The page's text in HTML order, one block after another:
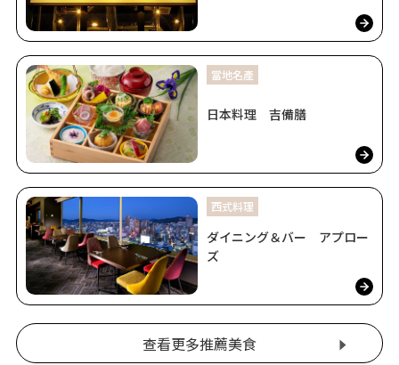
當地名產
日本料理 吉備膳
西式料理
ダイニング＆バー アプロー
ズ
查看更多推薦美食